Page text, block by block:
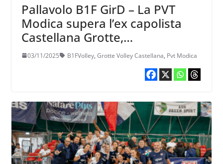
Pallavolo B1F GirD – La PVT
Modica supera l’ex capolista
Castellana Grotte,
agganciandola in classifica
03/11/2025 B1FVolley, Grotte Volley Castellana, Pvt Modica